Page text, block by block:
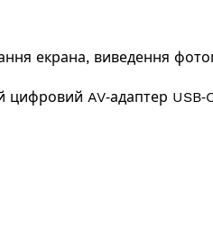
екрана, виведення
AV‑адаптер